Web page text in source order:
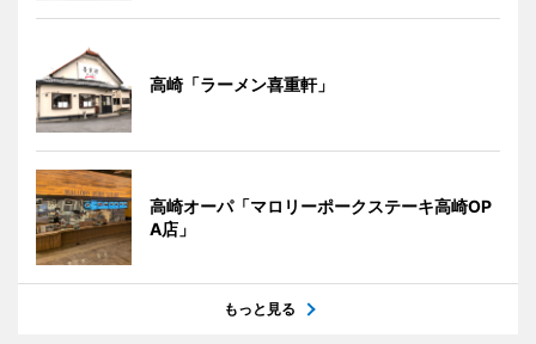
高崎「ラーメン喜重軒」
高崎オーパ「マロリーポークステーキ高崎OP
A店」
もっと見る